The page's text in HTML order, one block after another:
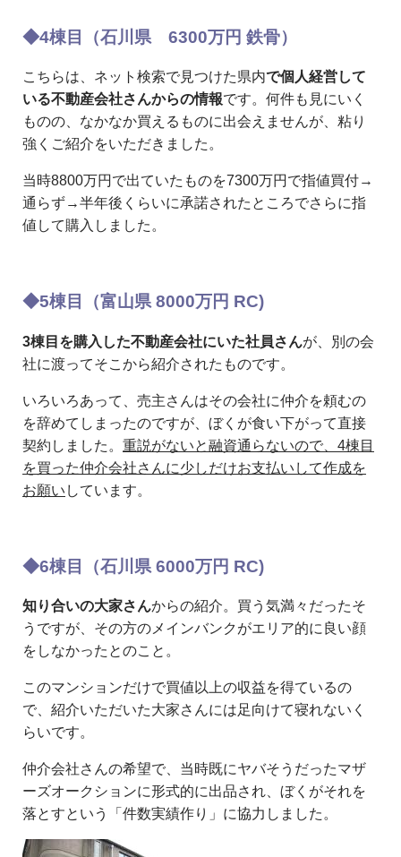
◆4棟目（石川県 6300万円 鉄骨）
こちらは、ネット検索で見つけた県内で個人経営して
いる不動産会社さんからの情報です。何件も見にいく
ものの、なかなか買えるものに出会えませんが、粘り
強くご紹介をいただきました。
当時8800万円で出ていたものを7300万円で指値買付→
通らず→半年後くらいに承諾されたところでさらに指
値して購入しました。
◆5棟目（富山県 8000万円 RC)
3棟目を購入した不動産会社にいた社員さんが、別の会
社に渡ってそこから紹介されたものです。
いろいろあって、売主さんはその会社に仲介を頼むの
を辞めてしまったのですが、ぼくが食い下がって直接
契約しました。 重説がないと融資通らないので、4棟目
を買った仲介会社さんに少しだけお支払いして作成を
お願い しています。
◆6棟目（石川県 6000万円 RC)
知り合いの大家さんからの紹介。買う気満々だったそ
うですが、その方のメインバンクがエリア的に良い顔
をしなかったとのこと。
このマンションだけで買値以上の収益を得ているの
で、紹介いただいた大家さんには足向けて寝れないく
らいです。
仲介会社さんの希望で、当時既にヤバそうだったマザ
ーズオークションに形式的に出品され、ぼくがそれを
落とすという「件数実績作り」に協力しました。